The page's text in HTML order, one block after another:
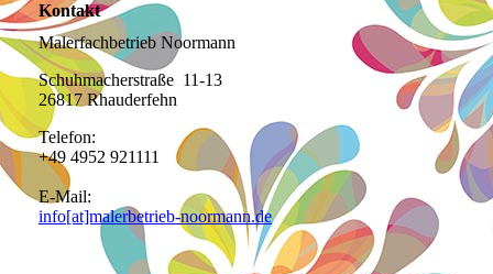
Kontakt
Malerfachbetrieb Noormann
Schuhmacherstraße 11-13
26817 Rhauderfehn
Telefon:
+49 4952 921111
E-Mail:
info[at]malerbetrieb-noormann.de